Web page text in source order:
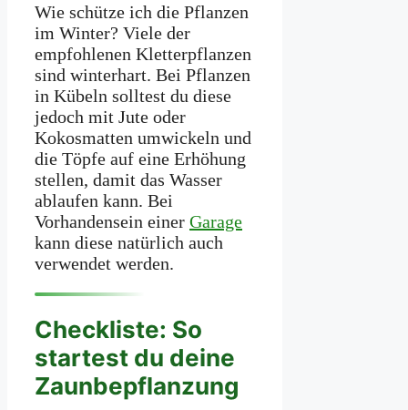
Wie schütze ich die Pflanzen
im Winter? Viele der
empfohlenen Kletterpflanzen
sind winterhart. Bei Pflanzen
in Kübeln solltest du diese
jedoch mit Jute oder
Kokosmatten umwickeln und
die Töpfe auf eine Erhöhung
stellen, damit das Wasser
ablaufen kann. Bei
Vorhandensein einer Garage
kann diese natürlich auch
verwendet werden.
Checkliste: So
startest du deine
Zaunbepflanzung